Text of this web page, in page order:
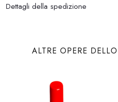
Dettagli della spedizione
ALTRE OPERE